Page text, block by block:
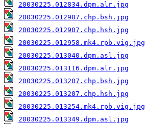
20030225.012834.dpm.alr.jpg
20030225.012907.chp.bsh.jpg
20030225.012907.chp.hsh.jpg
20030225.012958.mk4.rpb.vig.jpg
20030225.013040.dpm.asl.jpg
20030225.013116.dpm.alr.jpg
20030225.013207.chp.bsh.jpg
20030225.013207.chp.hsh.jpg
20030225.013254.mk4.rpb.vig.jpg
20030225.013349.dpm.asl.jpg